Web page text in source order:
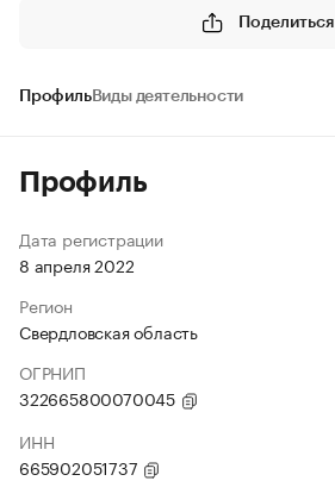
Поделиться
ПрофильВиды деятельности
Профиль
Дата регистрации
8 апреля 2022
Регион
Свердловская область
ОГРНИП
322665800070045
ИНН
665902051737